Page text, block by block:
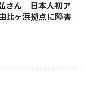
さん 日本人初ア
比ヶ浜拠点に障害